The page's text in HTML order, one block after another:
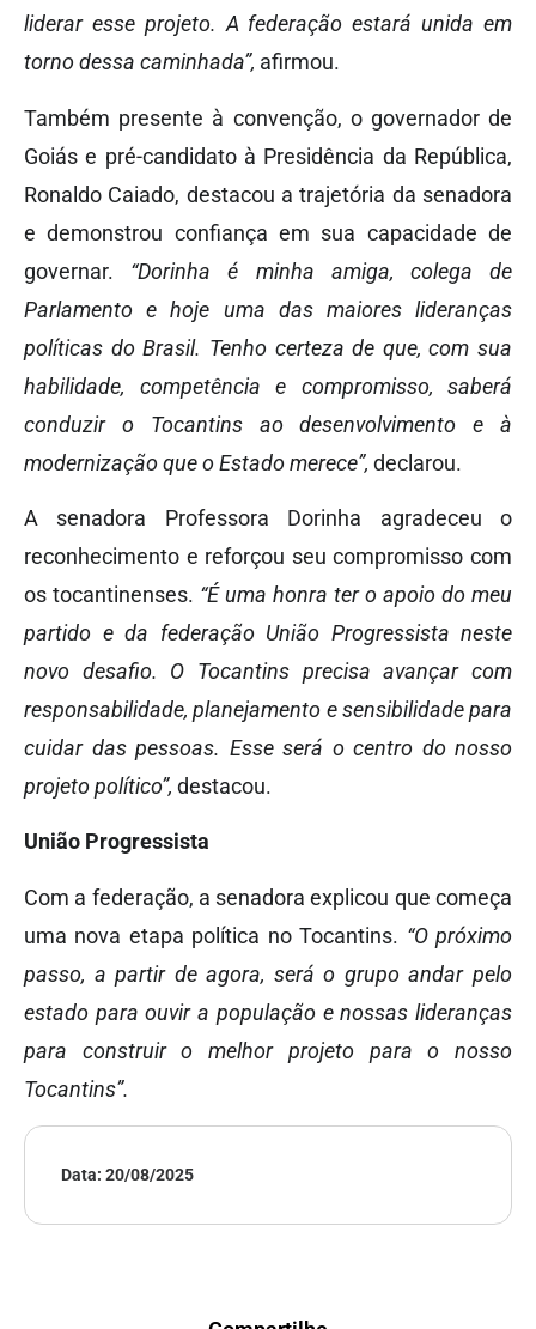
liderar esse projeto. A federação estará unida em
torno dessa caminhada”, afirmou.
Também presente à convenção, o governador de
Goiás e pré-candidato à Presidência da República,
Ronaldo Caiado, destacou a trajetória da senadora
e demonstrou confiança em sua capacidade de
governar. “Dorinha é minha amiga, colega de
Parlamento e hoje uma das maiores lideranças
políticas do Brasil. Tenho certeza de que, com sua
habilidade, competência e compromisso, saberá
conduzir o Tocantins ao desenvolvimento e à
modernização que o Estado merece”, declarou.
A senadora Professora Dorinha agradeceu o
reconhecimento e reforçou seu compromisso com
os tocantinenses. “É uma honra ter o apoio do meu
partido e da federação União Progressista neste
novo desafio. O Tocantins precisa avançar com
responsabilidade, planejamento e sensibilidade para
cuidar das pessoas. Esse será o centro do nosso
projeto político”, destacou.
União Progressista
Com a federação, a senadora explicou que começa
uma nova etapa política no Tocantins. “O próximo
passo, a partir de agora, será o grupo andar pelo
estado para ouvir a população e nossas lideranças
para construir o melhor projeto para o nosso
Tocantins”.
Data: 20/08/2025